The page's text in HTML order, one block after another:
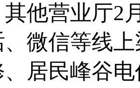
他营业厅2
、微信等线
居民峰谷